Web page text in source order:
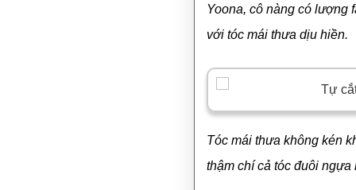
Yoona, cô nàng có lượng
với tóc mái thưa dịu hiền.
Tóc mái thưa không kén
thậm chí cả tóc đuôi ngựa